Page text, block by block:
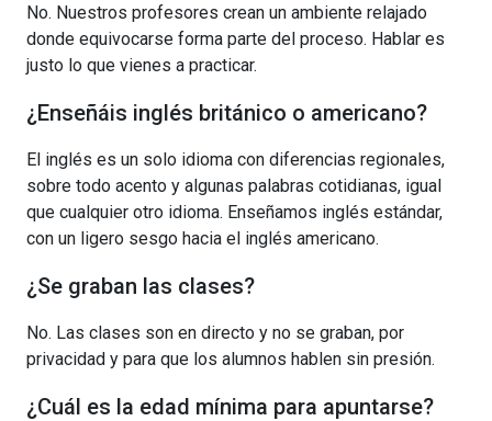
No. Nuestros profesores crean un ambiente relajado
donde equivocarse forma parte del proceso. Hablar es
justo lo que vienes a practicar.
¿Enseñáis inglés británico o americano?
El inglés es un solo idioma con diferencias regionales,
sobre todo acento y algunas palabras cotidianas, igual
que cualquier otro idioma. Enseñamos inglés estándar,
con un ligero sesgo hacia el inglés americano.
¿Se graban las clases?
No. Las clases son en directo y no se graban, por
privacidad y para que los alumnos hablen sin presión.
¿Cuál es la edad mínima para apuntarse?